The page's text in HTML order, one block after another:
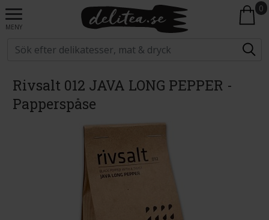
MENY
0
Rivsalt 012 JAVA LONG PEPPER -
Papperspåse